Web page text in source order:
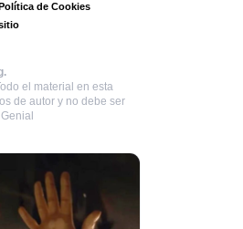
de Cookies
.
el material en esta
de autor y no debe ser